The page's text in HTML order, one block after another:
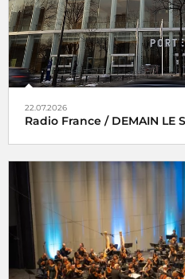
22.07.2026
Radio France / DEMAIN LE